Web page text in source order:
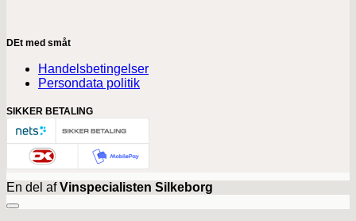
DEt med småt
Handelsbetingelser
Persondata politik
SIKKER BETALING
En del afVinspecialisten Silkeborg